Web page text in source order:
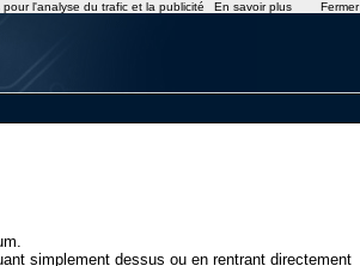
simplement dessus ou en rentrant directement
l'analyse du trafic et la publicité En savoir plus Fermer